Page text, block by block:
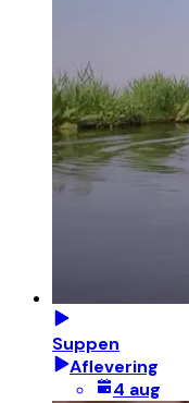
Suppen
Aflevering
4 aug